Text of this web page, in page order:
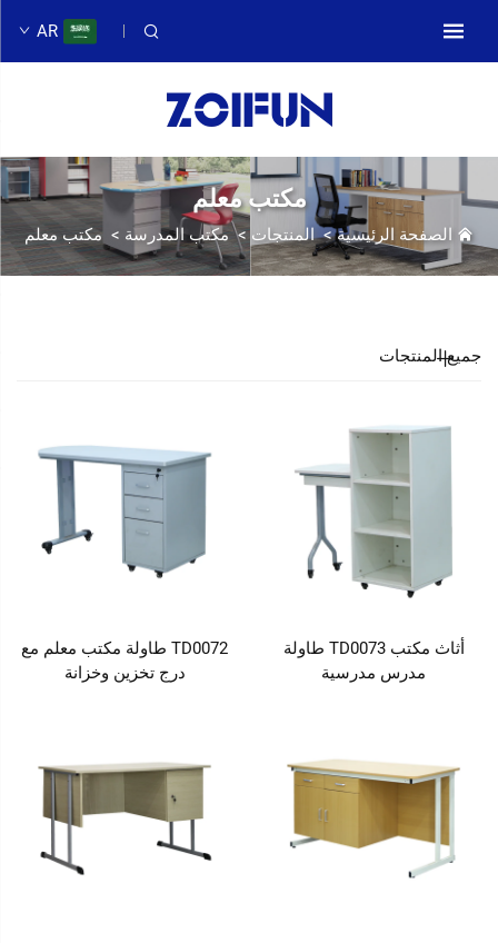
AR
مكتب معلم
الصفحة الرئيسية>المنتجات>مكتب المدرسة > مكتب معلم
جميع المنتجات
أثاث مكتب TD0073 طاولة
مدرس مدرسية
TD0072 طاولة مكتب معلم مع
درج تخزين وخزانة